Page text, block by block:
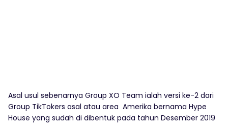
Asal usul sebenarnya Group XO Team ialah versi ke-2 dari
Group TikTokers asal atau area Amerika bernama Hype
House yang sudah di dibentuk pada tahun Desember 2019